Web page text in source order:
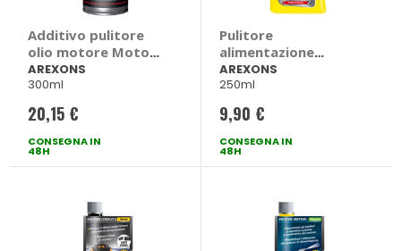
Additivo pulitore
olio motore Motor
Clean - AREXONS
AREXONS
300ml
20,15 €
CONSEGNA IN
48H
Pulitore
alimentazione
Benzina Pulitore
Completo
Alimentazione -
AREXONS
AREXONS
250ml
9,90 €
CONSEGNA IN
48H